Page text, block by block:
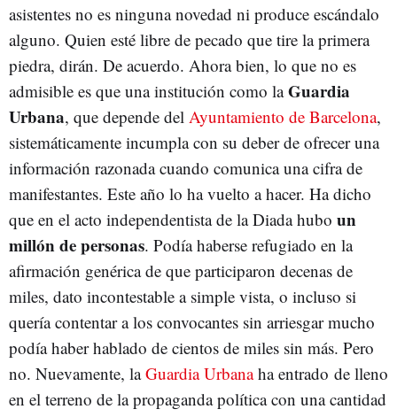
asistentes no es ninguna novedad ni produce escándalo
alguno. Quien esté libre de pecado que tire la primera
piedra, dirán. De acuerdo. Ahora bien, lo que no es
admisible es que una institución como laGuardia
Urbana, que depende del Ayuntamiento de Barcelona,
sistemáticamente incumpla con su deber de ofrecer una
información razonada cuando comunica una cifra de
manifestantes. Este año lo ha vuelto a hacer. Ha dicho
que en el acto independentista de la Diada hubo un
millón de personas. Podía haberse refugiado en la
afirmación genérica de que participaron decenas de
miles, dato incontestable a simple vista, o incluso si
quería contentar a los convocantes sin arriesgar mucho
podía haber hablado de cientos de miles sin más. Pero
no. Nuevamente, laGuardia Urbanaha entrado de lleno
en el terreno de la propaganda política con una cantidad